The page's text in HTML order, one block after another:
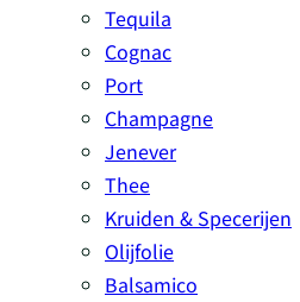
Tequila
Cognac
Port
Champagne
Jenever
Thee
Kruiden & Specerijen
Olijfolie
Balsamico